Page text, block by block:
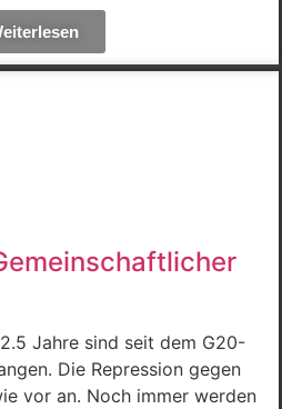
Jahre sind seit dem G20-
Die Repression gegen
vor an. Noch immer werden